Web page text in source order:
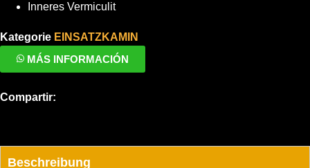
Inneres Vermiculit
Kategorie EINSATZKAMIN
MÁS INFORMACIÓN
Compartir:
Beschreibung